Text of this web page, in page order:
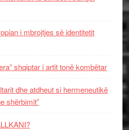
i mbrojtjes së identitetit
shqiptar i artit tonë kombëtar
dhe atdheut si hermeneutikë
shërbimit”